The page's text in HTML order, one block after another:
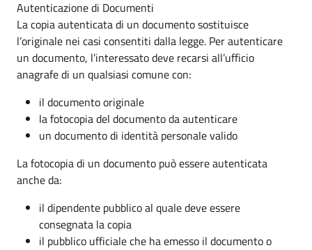
Autenticazione di Documenti
La copia autenticata di un documento sostituisce
l’originale nei casi consentiti dalla legge. Per autenticare
un documento, l’interessato deve recarsi all’ufficio
anagrafe di un qualsiasi comune con:
il documento originale
la fotocopia del documento da autenticare
un documento di identità personale valido
La fotocopia di un documento può essere autenticata
anche da:
il dipendente pubblico al quale deve essere
consegnata la copia
il pubblico ufficiale che ha emesso il documento o